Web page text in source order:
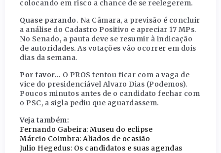
colocando em risco a chance de se reelegerem.
Quase parando. Na Câmara, a previsão é concluir
a análise do Cadastro Positivo e apreciar 17 MPs.
No Senado, a pauta deve se resumir à indicação
de autoridades. As votações vão ocorrer em dois
dias da semana.
Por favor… O PROS tentou ficar com a vaga de
vice do presidenciável Alvaro Dias (Podemos).
Poucos minutos antes de o candidato fechar com
o PSC, a sigla pediu que aguardassem.
Veja também:
Fernando Gabeira: Museu do eclipse
Márcio Coimbra: Aliados de ocasião
Julio Hegedus: Os candidatos e suas agendas